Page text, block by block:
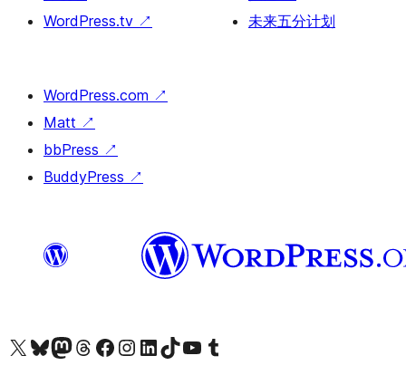
WordPress.tv ↗
未来五分计划
WordPress.com ↗
Matt ↗
bbPress ↗
BuddyPress ↗
关注我们的 X（原 Twitter）账号访问我们的 Bluesky 账号关注我们的 Mastodon 账号访问我们的 Threads 账号 访问我们的 Facebook 公共主页关注我们的 Instagram 账号 关注我们的 LinkedIn 主页访问我们的 TikTok 账号访问我们的 YouTube 频道 访问我们的 Tumblr 账号